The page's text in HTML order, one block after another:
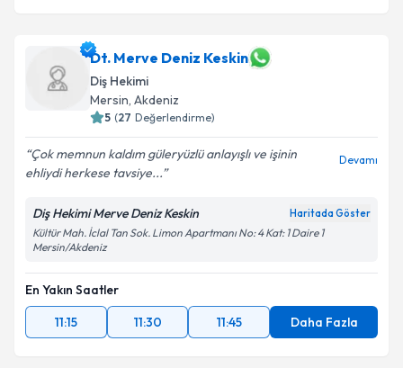
Dt. Merve Deniz Keskin
Diş Hekimi
Mersin, Akdeniz
5 (27 Değerlendirme)
Çok memnun kaldım güleryüzlü anlayışlı ve işinin
ehliydi herkese tavsiye...
Devamı
Diş Hekimi Merve Deniz Keskin Haritada Göster
Kültür Mah. İclal Tan Sok. Limon Apartmanı No: 4 Kat: 1 Daire 1
Mersin/Akdeniz
En Yakın Saatler
11:15
11:30 11:45 Daha Fazla